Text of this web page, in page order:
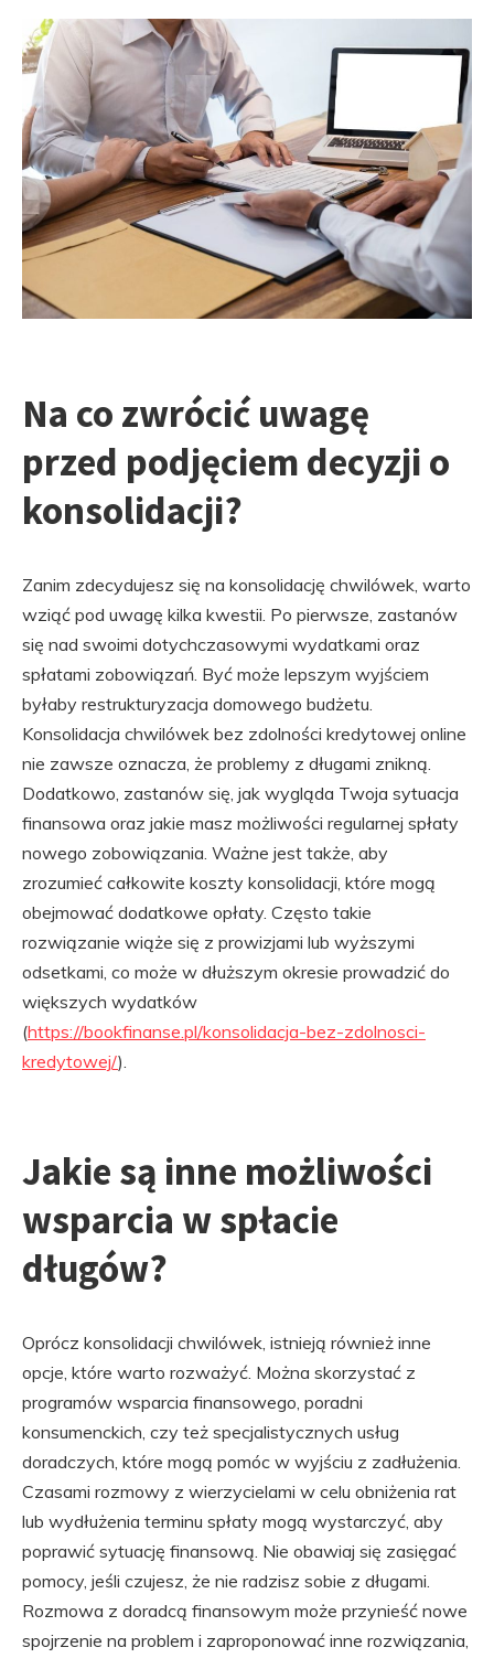
Na co zwrócić uwagę
przed podjęciem decyzji o
konsolidacji?
Zanim zdecydujesz się na konsolidację chwilówek, warto
wziąć pod uwagę kilka kwestii. Po pierwsze, zastanów
się nad swoimi dotychczasowymi wydatkami oraz
spłatami zobowiązań. Być może lepszym wyjściem
byłaby restrukturyzacja domowego budżetu.
Konsolidacja chwilówek bez zdolności kredytowej online
nie zawsze oznacza, że problemy z długami znikną.
Dodatkowo, zastanów się, jak wygląda Twoja sytuacja
finansowa oraz jakie masz możliwości regularnej spłaty
nowego zobowiązania. Ważne jest także, aby
zrozumieć całkowite koszty konsolidacji, które mogą
obejmować dodatkowe opłaty. Często takie
rozwiązanie wiąże się z prowizjami lub wyższymi
odsetkami, co może w dłuższym okresie prowadzić do
większych wydatków
(https://bookfinanse.pl/konsolidacja-bez-zdolnosci-
kredytowej/).
Jakie są inne możliwości
wsparcia w spłacie
długów?
Oprócz konsolidacji chwilówek, istnieją również inne
opcje, które warto rozważyć. Można skorzystać z
programów wsparcia finansowego, poradni
konsumenckich, czy też specjalistycznych usług
doradczych, które mogą pomóc w wyjściu z zadłużenia.
Czasami rozmowy z wierzycielami w celu obniżenia rat
lub wydłużenia terminu spłaty mogą wystarczyć, aby
poprawić sytuację finansową. Nie obawiaj się zasięgać
pomocy, jeśli czujesz, że nie radzisz sobie z długami.
Rozmowa z doradcą finansowym może przynieść nowe
spojrzenie na problem i zaproponować inne rozwiązania,